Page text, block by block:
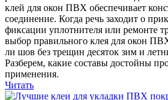
клей для окон ПВХ обеспечивает
соединение. Когда речь заходит о
фиксации уплотнителя или ремонте
выбор правильного клея для окон
ли шов без трещин десяток зим и
Разберем, какие составы достойны
применения.
Читать